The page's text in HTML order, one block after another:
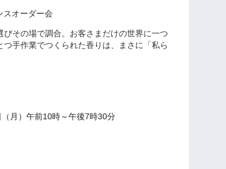
スオーダー会
その場で調合。お客さまだけの世界に一つ
つ手作業でつくられた香りは、まさに「私ら
月）午前10時～午後7時30分